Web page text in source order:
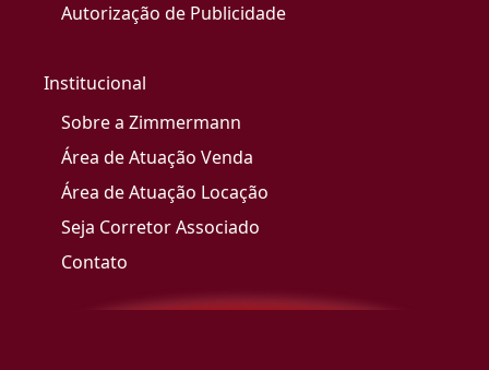
Autorização de Publicidade
Institucional
Sobre a Zimmermann
Área de Atuação Venda
Área de Atuação Locação
Seja Corretor Associado
Contato